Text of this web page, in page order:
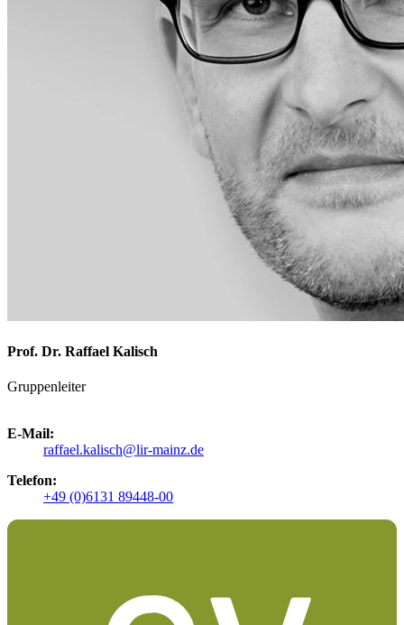
Prof. Dr. Raffael Kalisch
Gruppenleiter
E-Mail:
raffael.kalisch@lir-mainz.de
Telefon:
+49 (0)6131 89448-00